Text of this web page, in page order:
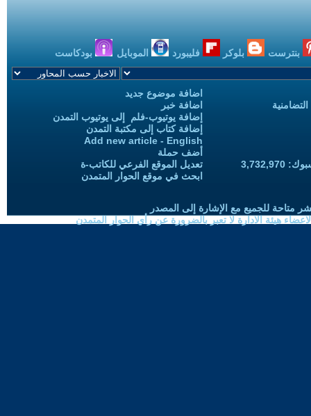
بنترست بلوكر فليبورد الموبايل بودكاست
اضافة موضوع جديد
اضافة خبر
إضافة يوتيوب-فلم إلى يوتيوب التمدن
إضافة كتاب إلى مكتبة التمدن
Add new article - English
أضف حملة
تعديل الموقع الفرعي للكاتب-ة
ابحث في موقع الحوار المتمدن
متاحة للجميع مع الإشارة إلى المصدر
هيئة الادارة لا تعبر بالضرورة عن رأي الحوار المتمدن